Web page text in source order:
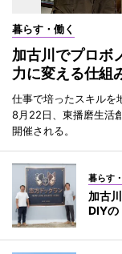
暮らす・働く
加古川でプロ
力に変える仕組
仕事で培ったスキルを
8月22日、東播磨生活
開催される。
暮らす
加古
DIYの